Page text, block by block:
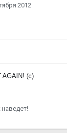
2012
AGAIN! (с)